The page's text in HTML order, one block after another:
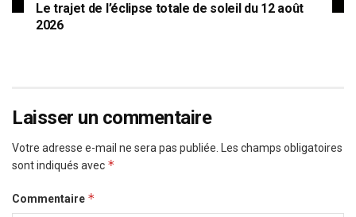
Le trajet de l’éclipse totale de soleil du 12 août
2026
Laisser un commentaire
Votre adresse e-mail ne sera pas publiée. Les champs obligatoires
sont indiqués avec *
Commentaire *